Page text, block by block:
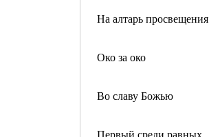
На алтарь просвещения
Око за око
Во славу Божью
Первый среди равных